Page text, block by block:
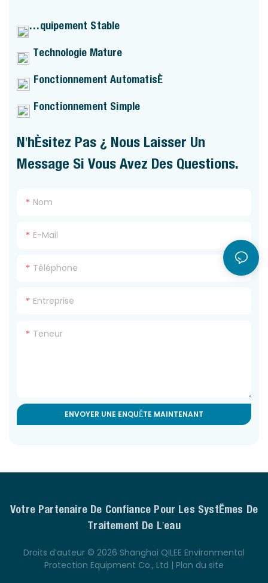
Équipement Stable
Technologie Mature
Fonctionnement Automatisé
Fonctionnement Simple
N'hésitez Pas À Nous Laisser Un
Message Si Vous Avez Des Questions.
Nom
E-Mail
Téléphone
Entreprise
Teneur
ENVOYER UNE ENQUÊTE MAINTENANT
Votre Partenaire De Confiance Pour Les Systèmes De
Traitement De L'eau
Droits d'auteur © 2026 Shanghai QILEE Environmental
Protection Equipment Co., Ltd | Plan du site